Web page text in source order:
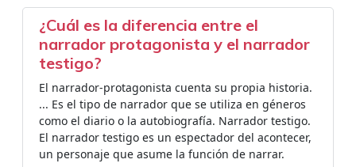
¿Cuál es la diferencia entre el
narrador protagonista y el narrador
testigo?
El narrador-protagonista cuenta su propia historia.
... Es el tipo de narrador que se utiliza en géneros
como el diario o la autobiografía. Narrador testigo.
El narrador testigo es un espectador del acontecer,
un personaje que asume la función de narrar.